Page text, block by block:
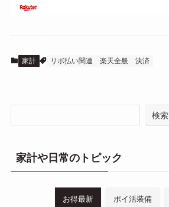
家計 リボ払い関連 楽天全般 決済
検索
家計や日常のトピック
お得最新 ポイ活装備